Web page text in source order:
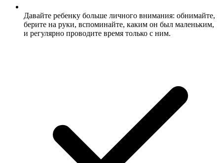
Давайте ребенку больше личного внимания: обнимайте,
берите на руки, вспоминайте, каким он был маленьким,
и регулярно проводите время только с ним.